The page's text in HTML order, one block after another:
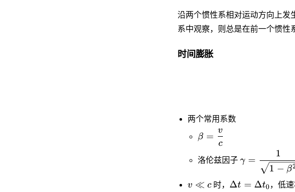
沿两个惯性系相对运动方向上发
系中观察，则总是在前一个惯性
时间膨胀
两个常用系数
β =
c
v
洛伦兹因子 γ =
1 − β
1
v ≪ c 时， Δt = Δt0，低